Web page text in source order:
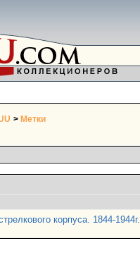
> Метки
корпуса. 1844-1944г.